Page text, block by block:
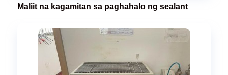
Maliit na kagamitan sa paghahalo ng sealant